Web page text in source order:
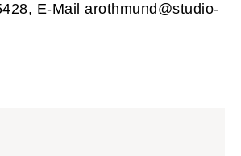
E-Mail arothmund@studio-